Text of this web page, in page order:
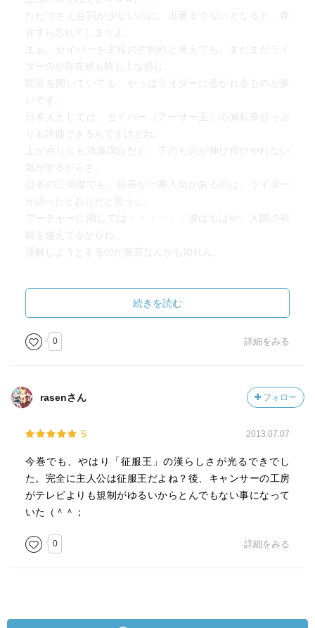
ただでさえ台詞が少ないのに、出番までないとなると、存
在すら忘れてしまうよ。
まぁ、セイバーを主役の片割れと考えても、まだまだライ
ダーのが存在感も格も上な感じ。
問答を聞いていても、やっぱライダーに惹かれるものが多
いです。
日本人としては、セイバー（アーサー王）の滅私奉公っぷ
りも評価できるんですけどね。
上が余りにも清廉潔白だと、下のものが伸び伸びやれない
気がするからさ。
日本の三英傑でも、信長が一番人気があるのは、ライダー
が語ったとおりだと思うし。
アーチャーに関しては・・・・・・彼はもはや、人間の範
疇を越えてるからね。
理解しようとするのが無茶なんかも知れん。
器の大きさを感じさせるよ。
しっかりパートナーのことを見ていて、その実績を評価し
褒めるトコロは褒めている。
アーチャーのように、自由にさせるのも器の大きさと言え
やっぱ臣下の仕事はちゃんと把握して評価し、コミュニケ
ーションを取らないとね。信頼が築けないよ。＜実はウェ
さｗ
とにかく、ライダーの魅力と器の集大成が、ＥＸＴＲＡ級
宝具「王の軍勢」だろうからね。
軍勢の中の戦士たちも、なんかいろいろ凄そうなのがいた
あと、今回のもう一つの見どころは・・・・・・キャスタ
続きを読む
0 詳細をみる
rasenさん フォロー
5 2013.07.07
今巻でも、やはり「征服王」の漢らしさが光るできでし
た。完全に主人公は征服王だよね？後、キャンサーの工房
がテレビよりも規制がゆるいからとんでもない事になって
いた（＾＾；
0 詳細をみる